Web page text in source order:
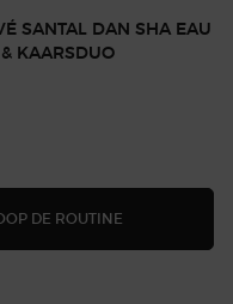
SANTAL DAN SHA EAU
& KAARSDUO
DE ROUTINE ARMANI/